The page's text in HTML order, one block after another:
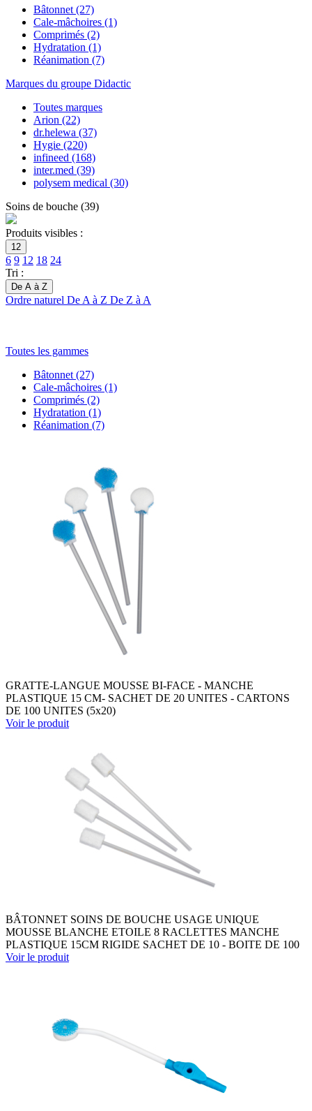
Bâtonnet (27)
Cale-mâchoires (1)
Comprimés (2)
Hydratation (1)
Réanimation (7)
Marques du groupe Didactic
Toutes marques
Arion (22)
dr.helewa (37)
Hygie (220)
infineed (168)
inter.med (39)
polysem medical (30)
Soins de bouche (39)
Produits visibles :
12
6 9 12 18 24
Tri :
De A à Z
Ordre naturel De A à Z De Z à A
Toutes les gammes
Bâtonnet (27)
Cale-mâchoires (1)
Comprimés (2)
Hydratation (1)
Réanimation (7)
GRATTE-LANGUE MOUSSE BI-FACE - MANCHE
PLASTIQUE 15 CM- SACHET DE 20 UNITES - CARTONS
DE 100 UNITES (5x20)
Voir le produit
BÂTONNET SOINS DE BOUCHE USAGE UNIQUE
MOUSSE BLANCHE ETOILE 8 RACLETTES MANCHE
PLASTIQUE 15CM RIGIDE SACHET DE 10 - BOITE DE 100
Voir le produit